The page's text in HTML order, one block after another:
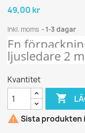
49,00 kr
Inkl. moms 1-3 dagar
En
ljusledare 2
Kvantitet

 Sista produkten